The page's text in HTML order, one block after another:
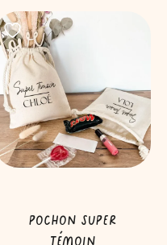
Pochon Super
témoin
Ce
plusieurs
variations.
Les
options
peuvent
sur